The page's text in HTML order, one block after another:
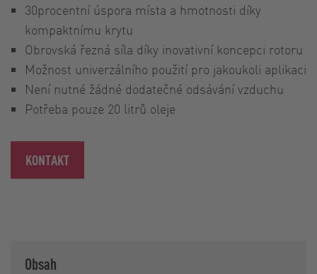
30procentní úspora místa a hmotnosti díky
kompaktnímu krytu
Obrovská řezná síla díky inovativní koncepci rotoru
Možnost univerzálního použití pro jakoukoli aplikaci
Není nutné žádné dodatečné odsávání vzduchu
Potřeba pouze 20 litrů oleje
KONTAKT
Obsah